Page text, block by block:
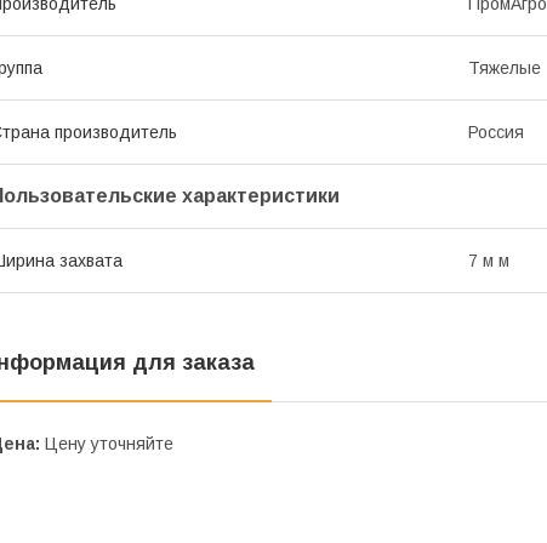
Тяжелые
производитель Россия
характеристики
захвата 7 м м
для заказа
Цену уточняйте